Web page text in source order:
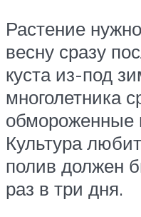
Растение
весну сразу
куста из-под
многолетника
обмороженные
Культура
полив должен
раз в три дня.